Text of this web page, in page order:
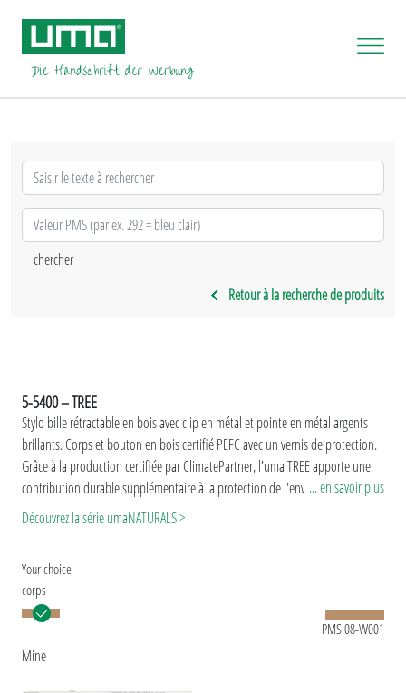
Retour à la recherche de produits
5-5400 – TREE
Stylo bille rétractable en bois avec clip en métal et pointe en métal argents
brillants. Corps et bouton en bois certifié PEFC avec un vernis de protection.
Grâce à la production certifiée par ClimatePartner, l'uma TREE apporte une
contribution durable supplémentaire à la protection de l'environnement. Le
bois est un matériau naturel qui présente une grande variété de couleurs et
... en savoir plus
Découvrez la série umaNATURALS >
Your choice
corps
PMS 08-W001
Mine